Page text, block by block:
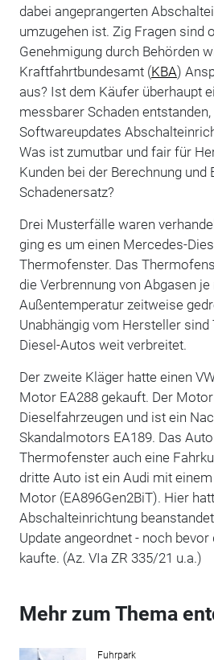
dabei angeprangerten
umzugehen ist. Zig Fragen sind
Genehmigung durch Behörden
Kraftfahrtbundesamt (KBA)
aus? Ist dem Käufer überhaupt
messbarer Schaden entstanden,
Softwareupdates
Was ist zumutbar und fair für
Kunden bei der Berechnung und
Schadenersatz?
Drei Musterfälle waren
ging es um einen Mercedes-
Thermofenster. Das
die Verbrennung von Abgasen je
Außentemperatur zeitweise
Unabhängig vom Hersteller
Diesel-Autos weit verbreitet.
Der zweite Kläger hatte einen
Motor EA288 gekauft. Der
Dieselfahrzeugen und ist ein
Skandalmotors EA189. Das
Thermofenster auch eine
dritte Auto ist ein Audi mit
Motor (EA896Gen2BiT). Hier
Abschalteinrichtung
Update angeordnet - noch
kaufte. (Az. VIa ZR 335/21 u.a.)
Mehr zum Thema
Fuhrpark